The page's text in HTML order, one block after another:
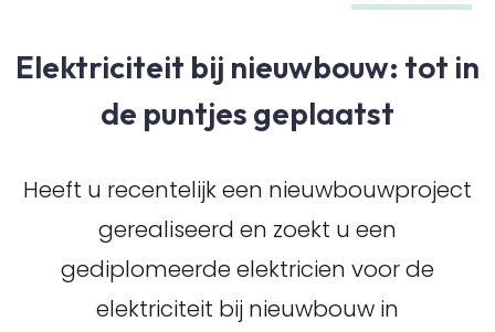
Elektriciteit bij nieuwbouw: tot in
de puntjes geplaatst
Heeft u recentelijk een nieuwbouwproject
gerealiseerd en zoekt u een
gediplomeerde elektricien voor de
elektriciteit bij nieuwbouw in